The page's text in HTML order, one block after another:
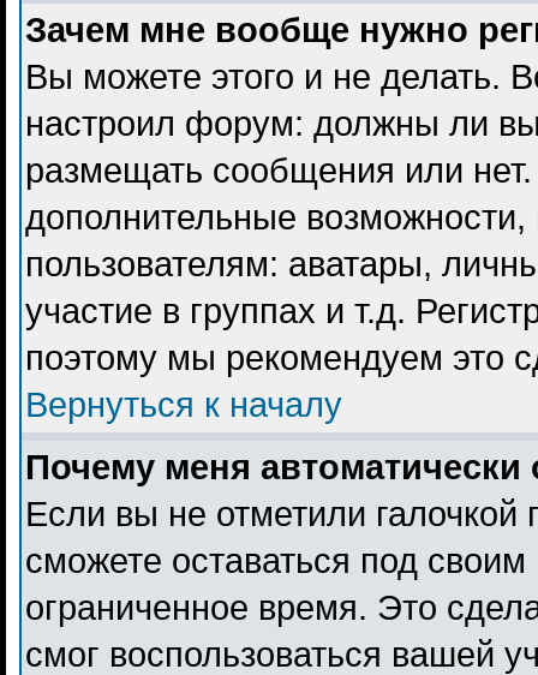
Зачем мне вообще нужно
Вы можете этого и не делать.
настроил форум: должны ли вы
размещать сообщения или
дополнительные
пользователям: аватары,
участие в группах и т.д.
поэтому мы рекомендуем это
Вернуться к началу
Почему меня автоматически
Если вы не отметили галочкой
сможете оставаться под
ограниченное время. Это
смог воспользоваться вашей